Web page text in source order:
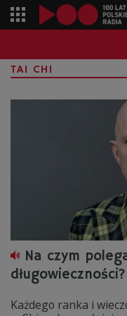
TAI CHI
Na czym
długowieczności?
Każdego ranka i